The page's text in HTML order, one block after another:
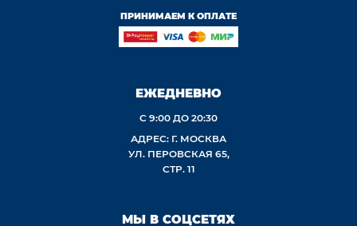
ПРИНИМАЕМ К ОПЛАТЕ
ЕЖЕДНЕВНО
С 9:00 ДО 20:30
АДРЕС: Г. МОСКВА
УЛ. ПЕРОВСКАЯ 65,
СТР. 11
МЫ В СОЦСЕТЯХ